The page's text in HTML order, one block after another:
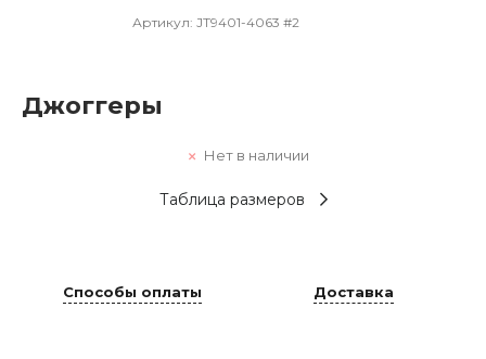
Артикул: JT9401-4063 #2
Джоггеры
Нет в наличии
Таблица размеров
Способы оплаты Доставка